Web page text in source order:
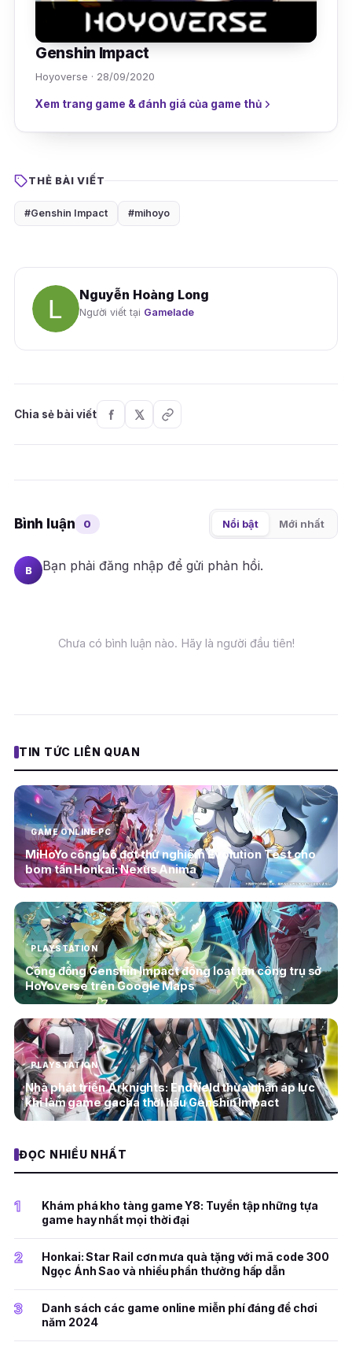
Genshin Impact
Hoyoverse · 28/09/2020
Xem trang game & đánh giá của game thủ
THẺ BÀI VIẾT
#Genshin Impact #mihoyo
Nguyễn Hoàng Long
Người viết tại Gamelade
Chia sẻ bài viết
Bình luận 0 Nổi bật Mới nhất
B Bạn phải đăng nhập để gửi phản hồi.
Chưa có bình luận nào. Hãy là người đầu tiên!
TIN TỨC LIÊN QUAN
GAME ONLINE PC
MiHoYo công bố đợt thử nghiệm Evolution Test cho
bom tấn Honkai: Nexus Anima
PLAYSTATION
Cộng đồng Genshin Impact đồng loạt tấn công trụ sở
HoYoverse trên Google Maps
PLAYSTATION
Nhà phát triển Arknights: Endfield thừa nhận áp lực
khi làm game gacha thời hậu Genshin Impact
ĐỌC NHIỀU NHẤT
1
Khám phá kho tàng game Y8: Tuyển tập những tựa
game hay nhất mọi thời đại
2
Honkai: Star Rail cơn mưa quà tặng với mã code 300
Ngọc Ánh Sao và nhiều phần thưởng hấp dẫn
3
Danh sách các game online miễn phí đáng để chơi
năm 2024